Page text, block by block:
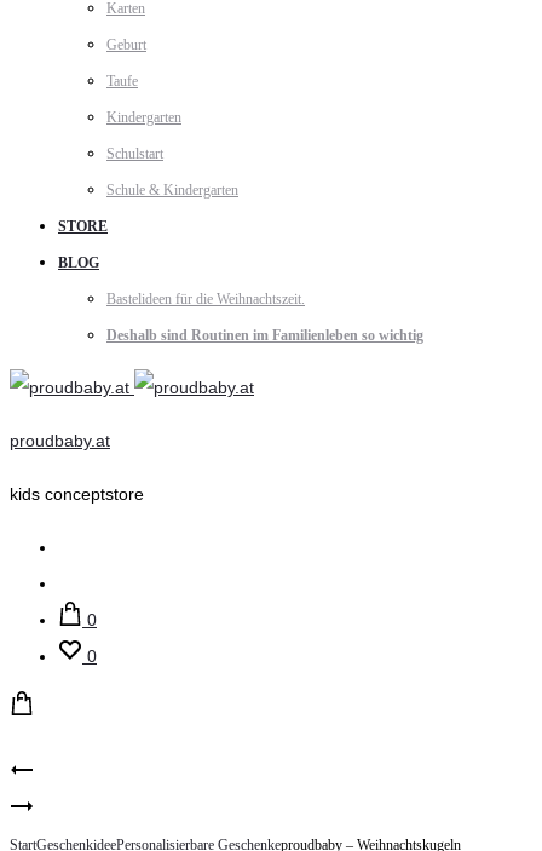
Karten
Geburt
Taufe
Kindergarten
Schulstart
Schule & Kindergarten
STORE
BLOG
Bastelideen für die Weihnachtszeit.
Deshalb sind Routinen im Familienleben so wichtig
proudbaby.at
kids conceptstore
0
0
Product
Fabelab
StartGeschenkideePersonalisierbare Geschenkeproudbaby – Weihnachtskugeln